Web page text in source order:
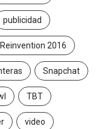
publicidad
Reinvention 2016
Snapchat
TBT
video